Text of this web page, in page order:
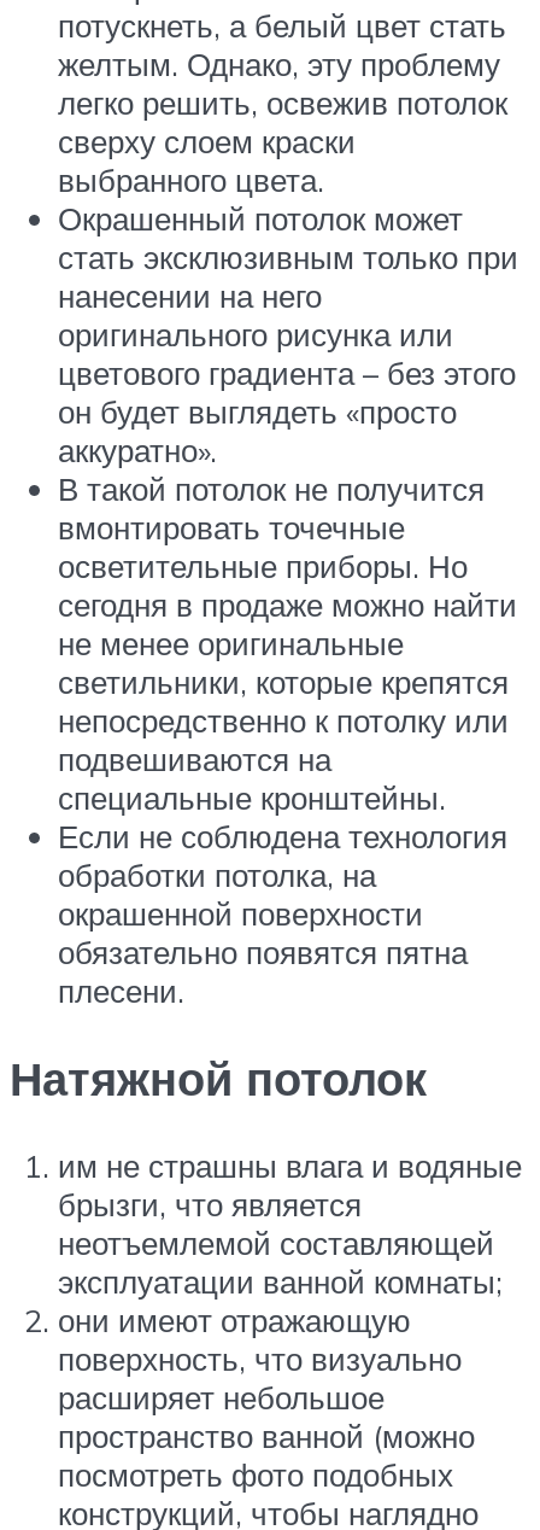
потускнеть, а белый цвет стать
желтым. Однако, эту проблему
легко решить, освежив потолок
сверху слоем краски
выбранного цвета.
Окрашенный потолок может
стать эксклюзивным только при
нанесении на него
оригинального рисунка или
цветового градиента – без этого
он будет выглядеть «просто
аккуратно».
В такой потолок не получится
вмонтировать точечные
осветительные приборы. Но
сегодня в продаже можно найти
не менее оригинальные
светильники, которые крепятся
непосредственно к потолку или
подвешиваются на
специальные кронштейны.
Если не соблюдена технология
обработки потолка, на
окрашенной поверхности
обязательно появятся пятна
плесени.
Натяжной потолок
им не страшны влага и водяные
брызги, что является
неотъемлемой составляющей
эксплуатации ванной комнаты;
они имеют отражающую
поверхность, что визуально
расширяет небольшое
пространство ванной (можно
посмотреть фото подобных
конструкций, чтобы наглядно